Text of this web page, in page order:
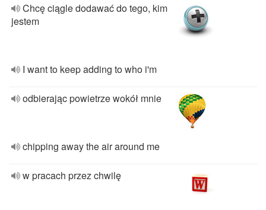
Chcę ciągle dodawać do tego, kim
jestem
I want to keep adding to who i'm
odbierając powietrze wokół mnie
chipping away the air around me
w pracach przez chwilę